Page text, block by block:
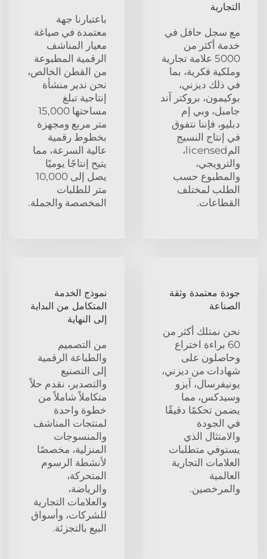
التجارية
مع سجل حافل في
خدمة أكثر من
5000 علامة تجارية
وملكية فكرية، بما
في ذلك ديزني،
بوكيمون، بروكتر آند
جامبل، وبي إم
دبليو، فإننا نتفوق
في إنتاج النسيج
المlicensed،
والترويجي،
والمطبوع حسب
الطلب لمختلف
القطاعات.
باعتبارنا جهة
معتمدة في صياغة
معيار المناشف
الرقمية المطبوعة
من القطن الخالص،
نحن ندير منشأة
إنتاجية تبلغ
مساحتها 15,000
متر مربع ومجهزة
بخطوط رقمية
عالية السرعة، مما
يتيح إنتاجًا يوميًا
يصل إلى 10,000
متر للطلبات
المخصصة والجملة.
جودة معتمدة وثقة
الصناعة
نحن نمتلك أكثر من
60 براءة اختراع
وحاصلون على
شهادات من ديزني،
يونيفرسال، آيزو
وسيدكس، مما
يضمن تحكمًا دقيقًا
في الجودة
والامتثال الذي
يستوفي متطلبات
العلامات التجارية
العالمية
والمرخصين.
نموذج الخدمة
المتكامل من البداية
إلى النهاية
من التصميم
والطباعة الرقمية
إلى التصنيع
والتصدير، نقدم حلاً
متكاملاً شاملاً من
خطوة واحدة
لمنتجات المناشف
والمنسوجات
المنزلية، مخصصًا
لأنشطة الرسوم
المتحركة،
والرياضة،
والعلامات التجارية
للشركات، وأسواق
البيع بالتجزئة.